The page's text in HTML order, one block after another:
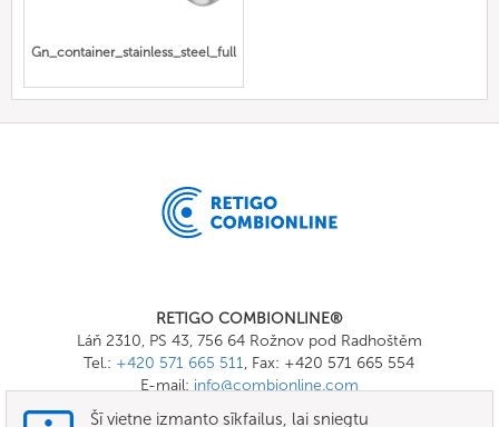
Gn_container_stainless_steel_full
RETIGO COMBIONLINE®
Láň 2310, PS 43, 756 64 Rožnov pod Radhoštěm
Tel.: +420 571 665 511, Fax: +420 571 665 554
E-mail: info@combionline.com
Šī vietne izmanto sīkfailus, lai sniegtu